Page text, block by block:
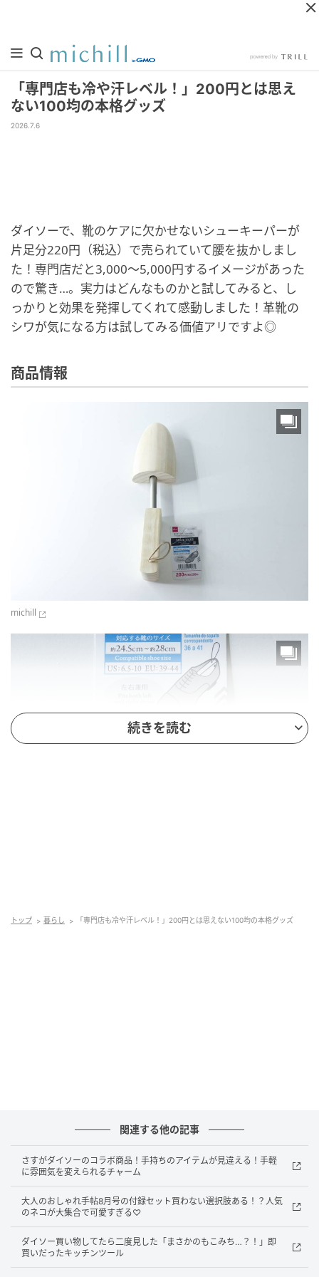
「専門店も冷や汗レベル！」200円とは思え
ない100均の本格グッズ
2026.7.6
ダイソーで、靴のケアに欠かせないシューキーパーが
片足分220円（税込）で売られていて腰を抜かしまし
た！専門店だと3,000～5,000円するイメージがあった
ので驚き…。実力はどんなものかと試してみると、し
っかりと効果を発揮してくれて感動しました！革靴の
シワが気になる方は試してみる価値アリですよ◎
商品情報
michill
続きを読む
トップ 暮らし 「専門店も冷や汗レベル！」200円とは思えない100均の本格グッズ
関連する他の記事
さすがダイソーのコラボ商品！手持ちのアイテムが見違える！手軽
に雰囲気を変えられるチャーム
大人のおしゃれ手帖8月号の付録セット買わない選択肢ある！？人気
のネコが大集合で可愛すぎる♡
ダイソー買い物してたら二度見した「まさかのもこみち…？！」即
買いだったキッチンツール